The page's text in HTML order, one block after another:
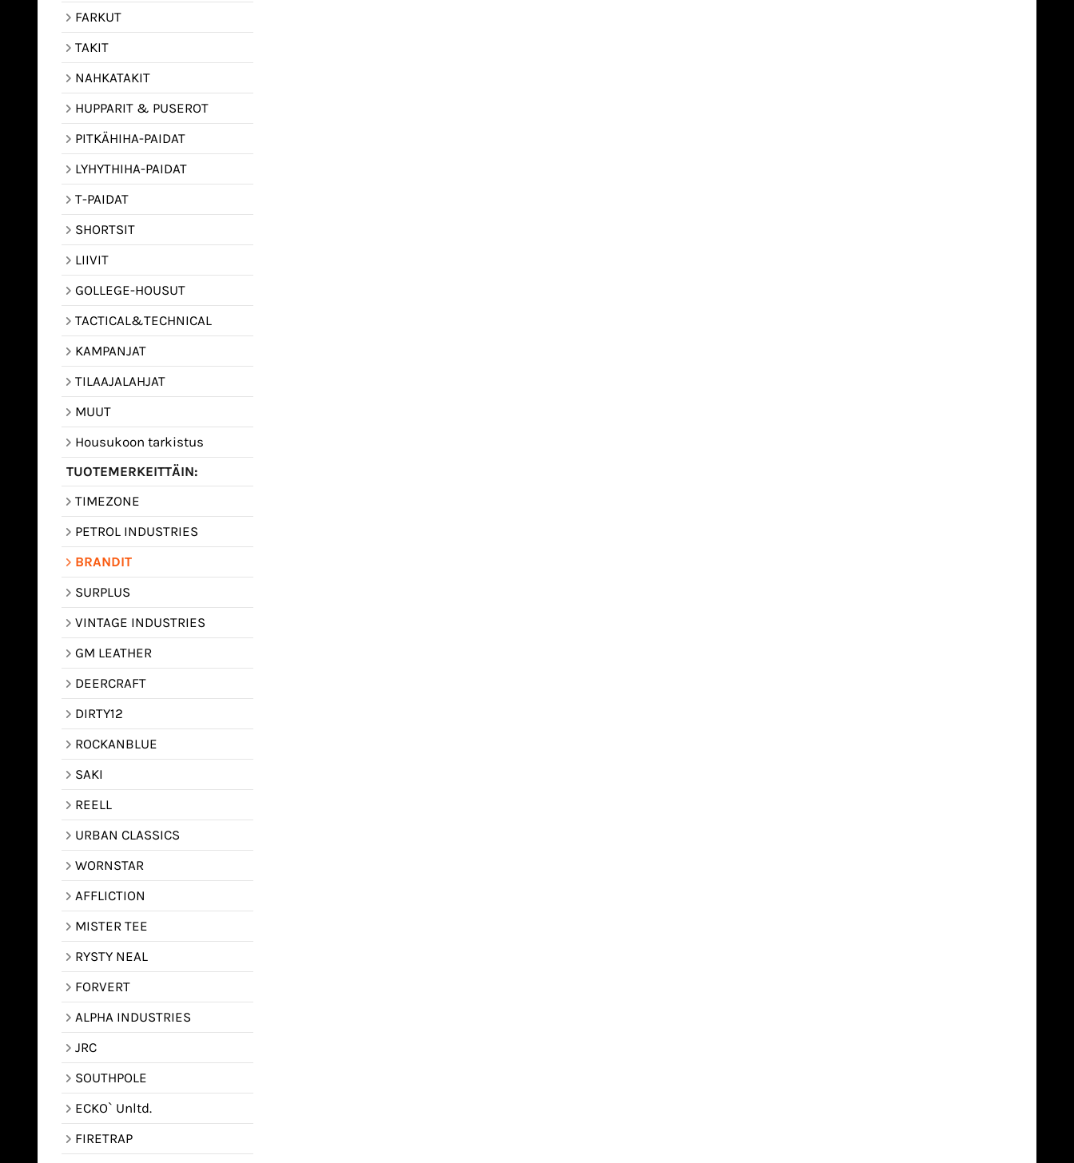
FARKUT
TAKIT
NAHKATAKIT
HUPPARIT & PUSEROT
PITKÄHIHA-PAIDAT
LYHYTHIHA-PAIDAT
T-PAIDAT
SHORTSIT
LIIVIT
GOLLEGE-HOUSUT
TACTICAL&TECHNICAL
KAMPANJAT
TILAAJALAHJAT
MUUT
Housukoon tarkistus
TUOTEMERKEITTÄIN:
TIMEZONE
PETROL INDUSTRIES
BRANDIT
SURPLUS
VINTAGE INDUSTRIES
GM LEATHER
DEERCRAFT
DIRTY12
ROCKANBLUE
SAKI
REELL
URBAN CLASSICS
WORNSTAR
AFFLICTION
MISTER TEE
RYSTY NEAL
FORVERT
ALPHA INDUSTRIES
JRC
SOUTHPOLE
ECKO` Unltd.
FIRETRAP